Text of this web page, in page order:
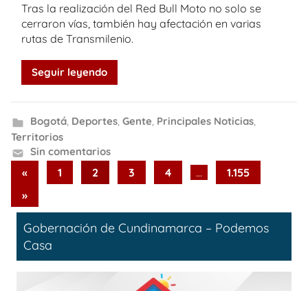
Tras la realización del Red Bull Moto no solo se
cerraron vías, también hay afectación en varias
rutas de Transmilenio.
Seguir leyendo
Bogotá, Deportes, Gente, Principales Noticias,
Territorios
Sin comentarios
Paginación
de
entradas
«Previous
Posts
1 2 3 4 …
1.155
Next
Posts
»
Gobernación de Cundinamarca – Podemos
Casa